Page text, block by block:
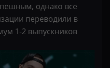
однако все
переводили в
1-2 выпускников